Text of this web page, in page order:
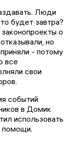
Люди
будет завтра?
о
но
- потому
все
свои
событий
в Домик
использовать
помощи.